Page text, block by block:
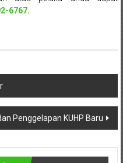
6767.
Penggelapan KUHP Baru